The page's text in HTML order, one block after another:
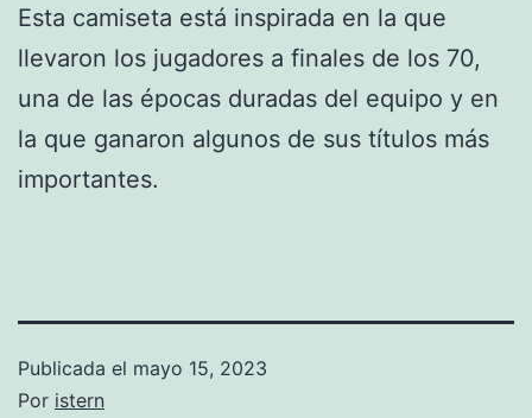
Esta camiseta está inspirada en la que
llevaron los jugadores a finales de los 70,
una de las épocas duradas del equipo y en
la que ganaron algunos de sus títulos más
importantes.
Publicada el mayo 15, 2023
Por istern